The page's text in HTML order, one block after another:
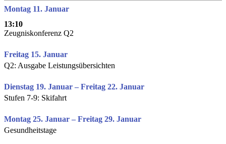
Montag 11. Januar
13:10
Zeugniskonferenz Q2
Freitag 15. Januar
Q2: Ausgabe Leistungsübersichten
Dienstag 19. Januar – Freitag 22. Januar
Stufen 7-9: Skifahrt
Montag 25. Januar – Freitag 29. Januar
Gesundheitstage